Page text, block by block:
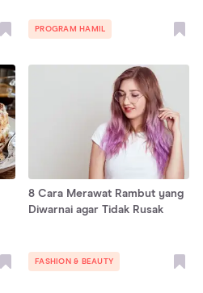
PROGRAM HAMIL
8 Cara Merawat Rambut yang
Diwarnai agar Tidak Rusak
FASHION & BEAUTY